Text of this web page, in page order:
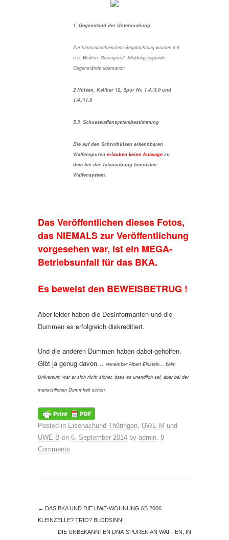
1 Gegenstand der Untersuchung
Zur kriminaltechnischen Begutachtung wurden mit
o.a. Waffen -Sprengstoff -Meldung folgende
Gegenstände übersandt:
2 Hülsen, Kaliber 12, Spur Nr. 1.4./3.0 und
1.4./11.0
5.3 Schusswaffensystembestimmung
Die auf den Schrothülsen erkennbaren
Waffenspuren erlauben keine Aussage zu
dem bei der Tatausübung benutzten
Waffensystem.
Das Veröffentlichen dieses Fotos,
das NIEMALS zur Veröffentlichung
vorgesehen war, ist ein MEGA-
Betriebsunfall für das BKA.
Es beweist den BEWEISBETRUG !
Aber leider haben die Desinformanten und die
Dummen es erfolgreich diskreditiert.
Und die anderen Dummen haben dabei geholfen.
Gibt ja genug davon… remember Albert Einstein… beim
Universum war er sich nicht sicher, dass es unendlich sei, aber bei der
menschlichen Dummheit schon.
Posted in Eisenachund Thüringen, UWE M und
UWE B on 6. September 2014 by admin. 9
Comments
← DAS BKA UND DIE UWE-WOHNUNG AB 2006.
KLEINZELLE? TRIO? BLÖDSINN!
DIE UNBEKANNTEN DNA-SPUREN AN WAFFEN, IN